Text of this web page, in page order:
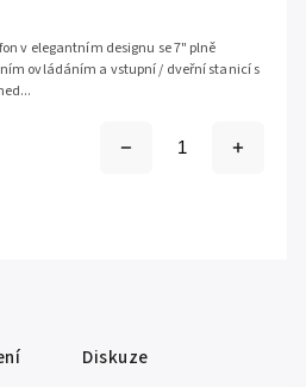
v elegantním designu se 7" plně
ovládáním a vstupní / dveřní stanicí s
Diskuze